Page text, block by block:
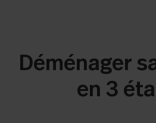
Déménager
en 3